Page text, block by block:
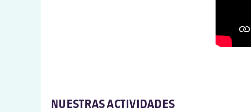
NUESTRAS ACTIVIDADES